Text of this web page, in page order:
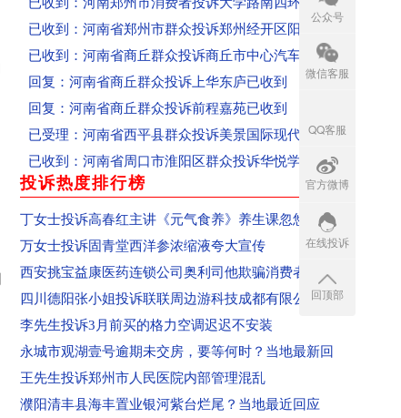
已收到：河南省郑州市群众投诉郑州经开区阳光城
已收到：河南省商丘群众投诉商丘市中心汽车站
回复：河南省商丘群众投诉上华东庐已收到
回复：河南省商丘群众投诉前程嘉苑已收到
已受理：河南省西平县群众投诉美景国际现代城
已收到：河南省周口市淮阳区群众投诉华悦学府
已受理：业主投诉驻马店市上海滩花园
已收到：业主投诉济源天坛办事处商都苑
回复：河南省济源群众投诉公租房已收到
回复：平顶山群众投诉群星汇中心城美食城已收到
回复：河南省平顶山市群众投诉亚丁湾已收到
已收到：信阳市商城县消费者投诉阳光帝景
已收到：平顶山消费者投诉黄金花园
已收到：驻马店袁先生投诉爱克儿童梦幻乐园
回复：河南汝州市群众投诉汝州市南关花园C区已
回复：河南省洛阳市孟津区群众投诉中央花园已收
投诉热度排行榜 more
丁女士投诉高春红主讲《元气食养》养生课忽悠
万女士投诉固青堂西洋参浓缩液夸大宣传
西安挑宝益康医药连锁公司奥利司他欺骗消费者
四川德阳张小姐投诉联联周边游科技成都有限公
李先生投诉3月前买的格力空调迟迟不安装
永城市观湖壹号逾期未交房，要等何时？当地最新回
王先生投诉郑州市人民医院内部管理混乱
濮阳清丰县海丰置业银河紫台烂尾？当地最近回应
公众号
微信客服
QQ客服
官方微博
在线投诉
回顶部